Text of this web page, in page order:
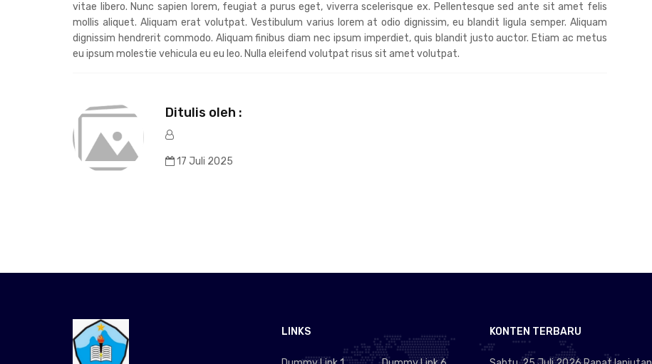
vitae libero. Nunc sapien lorem, feugiat a purus eget, viverra scelerisque ex. Pellentesque sed ante sit amet felis
mollis aliquet. Aliquam erat volutpat. Vestibulum varius lorem at odio dignissim, eu blandit ligula semper. Aliquam
dignissim hendrerit commodo. Aliquam finibus diam nec ipsum imperdiet, quis blandit justo auctor. Etiam ac metus
eu ipsum molestie vehicula eu eu leo. Nulla eleifend volutpat risus sit amet volutpat.
Ditulis oleh :
17 Juli 2025
LINKS KONTEN TERBARU